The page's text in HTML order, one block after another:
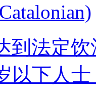
到法定
以下人士